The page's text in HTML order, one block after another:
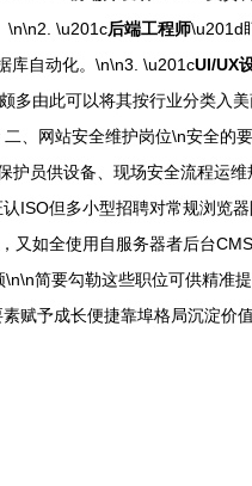
\n\n2. \u201c后端工程师\u201d
库自动化。\n\n3. \u201cUI/UX
多由此可以将其按行业分类入
、网站安全维护岗位\n安全的
护员供设备、现场安全流程运维
ISO但多小型招聘对常规浏览
又如全使用自服务器者后台
简要勾勒这些职位可供精准
赋予成长便捷靠埠格局沉淀价